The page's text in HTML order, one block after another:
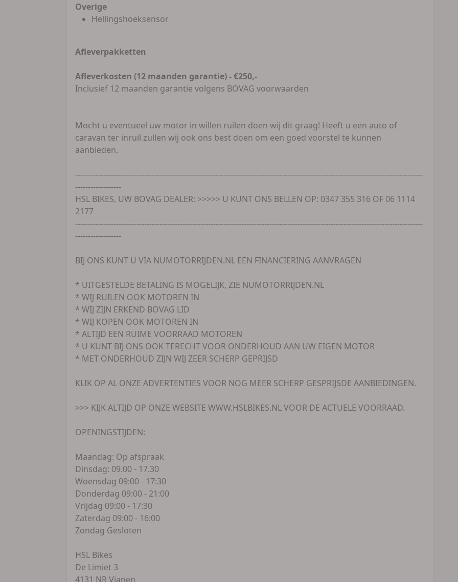
Overige
Hellingshoeksensor
Afleverpakketten
Afleverkosten (12 maanden garantie) - €250,-
Inclusief 12 maanden garantie volgens BOVAG voorwaarden
Mocht u eventueel uw motor in willen ruilen doen wij dit graag! Heeft u een auto of
caravan ter inruil zullen wij ook ons best doen om een goed voorstel te kunnen
aanbieden.
----------------------------------------------------------------------------------------------------------------------------------------
------------------
HSL BIKES, UW BOVAG DEALER: >>>>> U KUNT ONS BELLEN OP: 0347 355 316 OF 06 1114
2177
----------------------------------------------------------------------------------------------------------------------------------------
------------------
BIJ ONS KUNT U VIA NUMOTORRIJDEN.NL EEN FINANCIERING AANVRAGEN
* UITGESTELDE BETALING IS MOGELIJK, ZIE NUMOTORRIJDEN.NL
* WIJ RUILEN OOK MOTOREN IN
* WIJ ZIJN ERKEND BOVAG LID
* WIJ KOPEN OOK MOTOREN IN
* ALTIJD EEN RUIME VOORRAAD MOTOREN
* U KUNT BIJ ONS OOK TERECHT VOOR ONDERHOUD AAN UW EIGEN MOTOR
* MET ONDERHOUD ZIJN WIJ ZEER SCHERP GEPRIJSD
KLIK OP AL ONZE ADVERTENTIES VOOR NOG MEER SCHERP GESPRIJSDE AANBIEDINGEN.
>>> KIJK ALTIJD OP ONZE WEBSITE WWW.HSLBIKES.NL VOOR DE ACTUELE VOORRAAD.
OPENINGSTIJDEN:
Maandag: Op afspraak
Dinsdag: 09.00 - 17.30
Woensdag 09:00 - 17:30
Donderdag 09:00 - 21:00
Vrijdag 09:00 - 17:30
Zaterdag 09:00 - 16:00
Zondag Gesloten
HSL Bikes
De Limiet 3
4131 NR Vianen